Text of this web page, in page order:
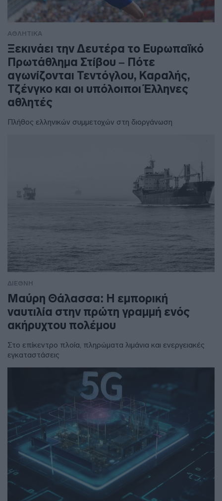
ΑΘΛΗΤΙΚΑ
Ξεκινάει την Δευτέρα το Ευρωπαϊκό
Πρωτάθλημα Στίβου – Πότε
αγωνίζονται Τεντόγλου, Καραλής,
Τζένγκο και οι υπόλοιποι Έλληνες
αθλητές
Πλήθος ελληνικών συμμετοχών στη διοργάνωση
ΔΙΕΘΝΗ
Μαύρη Θάλασσα: Η εμπορική
ναυτιλία στην πρώτη γραμμή ενός
ακήρυχτου πολέμου
Στο επίκεντρο πλοία, πληρώματα λιμάνια και ενεργειακές
εγκαταστάσεις